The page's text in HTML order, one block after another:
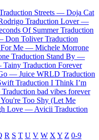
Streets — Doja Cat
Traduction Lover —
Of Summer Traduction
Don Toliver Traduction
For Me — Michele Morrone
Traduction Stand By —
Tainy Traduction Forever
— Juice WRLD Traduction
Traduction I Think I’m
Traduction bad vibes forever
Too Shy (Let Me
Love — Avicii Traduction
R S T U V W X Y Z 0-9